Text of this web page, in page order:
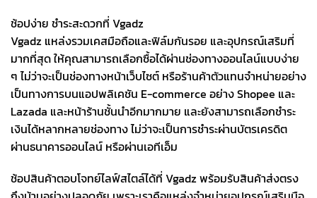
ช้อปง่าย ชำระสะดวกที่ Vgadz
Vgadz แหล่งรวมเคสมือถือและฟิล์มกันรอย และอุปกรณ์เสริมที่
มากที่สุด ให้คุณสามารถเลือกซื้อได้ผ่านช่องทางออนไลน์แบบง่าย
ๆ ไม่ว่าจะเป็นช่องทางหน้าเว็บไซต์ หรือร้านค้าตัวแทนจำหน่ายอย่าง
เป็นทางการบนแอปพลิเคชัน E-commerce อย่าง Shopee และ
Lazada และหน้าร้านชั้นนำอีกมากมาย และยังสามารถเลือกชำระ
เงินได้หลากหลายช่องทาง ไม่ว่าจะเป็นการชำระผ่านบัตรเครดิต
ผ่านธนาคารออนไลน์ หรือผ่านเอทีเอ็ม
ช้อปสินค้าตอบโจทย์ไลฟ์สไตล์ได้ที่ Vgadz พร้อมรับสินค้าส่งตรง